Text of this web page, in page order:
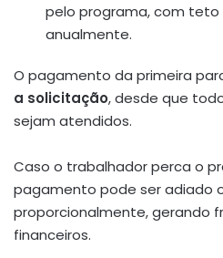
pelo programa, com
anualmente.
O pagamento da primeira
a solicitação, desde que
sejam atendidos.
Caso o trabalhador perca o
pagamento pode ser adiado
proporcionalmente, gerando
financeiros.